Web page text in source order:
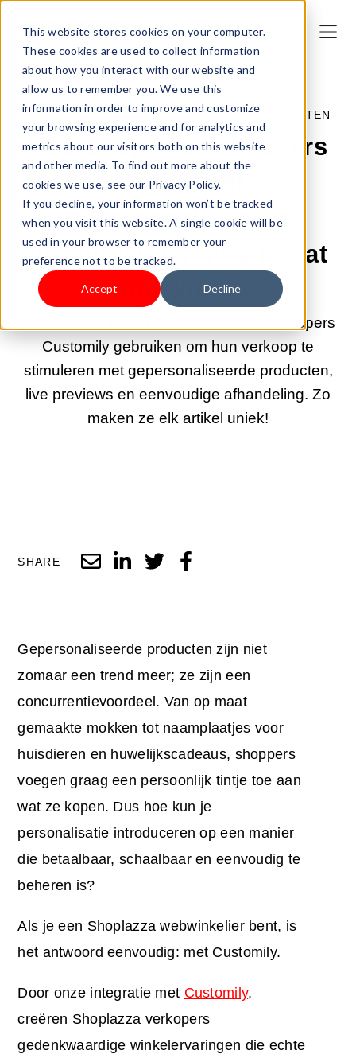
This website stores cookies on your computer.
These cookies are used to collect information
about how you interact with our website and
allow us to remember you. We use this
information in order to improve and customize
your browsing experience and for analytics and
metrics about our visitors both on this website
and other media. To find out more about the
cookies we use, see our Privacy Policy.
If you decline, your information won’t be tracked
when you visit this website. A single cookie will be
used in your browser to remember your
preference not to be tracked.
Accept Decline
18-JUN-2025 2:00:00 |VERKOOP JE PRODUCTEN
Hoe Shoplaza winkeliers
slagen met
gepersonaliseerde
producten (en hoe jij dat
ook kunt)
In deze blog leest u hoe Shoplazza-verkopers
Customily gebruiken om hun verkoop te
stimuleren met gepersonaliseerde producten,
live previews en eenvoudige afhandeling. Zo
maken ze elk artikel uniek!
SHARE
Gepersonaliseerde producten zijn niet
zomaar een trend meer; ze zijn een
concurrentievoordeel. Van op maat
gemaakte mokken tot naamplaatjes voor
huisdieren en huwelijkscadeaus, shoppers
voegen graag een persoonlijk tintje toe aan
wat ze kopen. Dus hoe kun je
personalisatie introduceren op een manier
die betaalbaar, schaalbaar en eenvoudig te
beheren is?
Als je een Shoplazza webwinkelier bent, is
het antwoord eenvoudig: met Customily.
Door onze integratie met Customily,
creëren Shoplazza verkopers
gedenkwaardige winkelervaringen die echte